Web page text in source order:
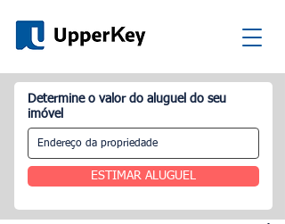
Determine o valor do aluguel do seu
imóvel
ESTIMAR ALUGUEL